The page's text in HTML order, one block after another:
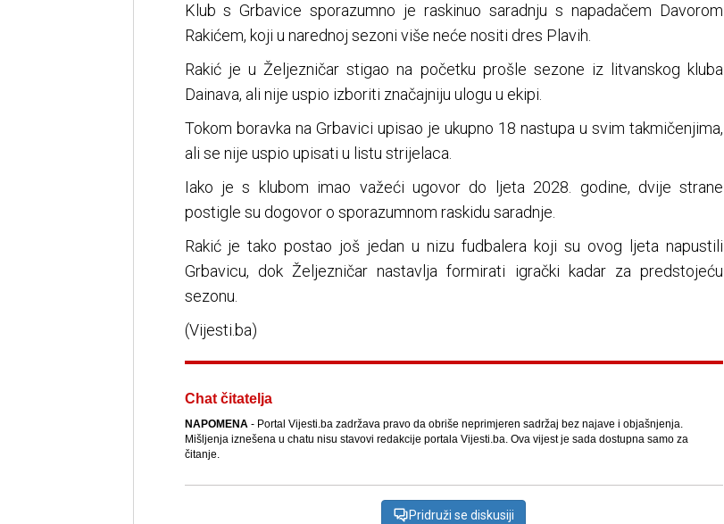
Klub s Grbavice sporazumno je raskinuo saradnju s napadačem Davorom
Rakićem, koji u narednoj sezoni više neće nositi dres Plavih.
Rakić je u Željezničar stigao na početku prošle sezone iz litvanskog kluba
Dainava, ali nije uspio izboriti značajniju ulogu u ekipi.
Tokom boravka na Grbavici upisao je ukupno 18 nastupa u svim takmičenjima,
ali se nije uspio upisati u listu strijelaca.
Iako je s klubom imao važeći ugovor do ljeta 2028. godine, dvije strane
postigle su dogovor o sporazumnom raskidu saradnje.
Rakić je tako postao još jedan u nizu fudbalera koji su ovog ljeta napustili
Grbavicu, dok Željezničar nastavlja formirati igrački kadar za predstojeću
sezonu.
(Vijesti.ba)
Chat čitatelja
NAPOMENA- Portal Vijesti.ba zadržava pravo da obriše neprimjeren sadržaj bez najave i objašnjenja.
Mišljenja iznešena u chatu nisu stavovi redakcije portala Vijesti.ba. Ova vijest je sada dostupna samo za
čitanje.
Pridruži se diskusiji